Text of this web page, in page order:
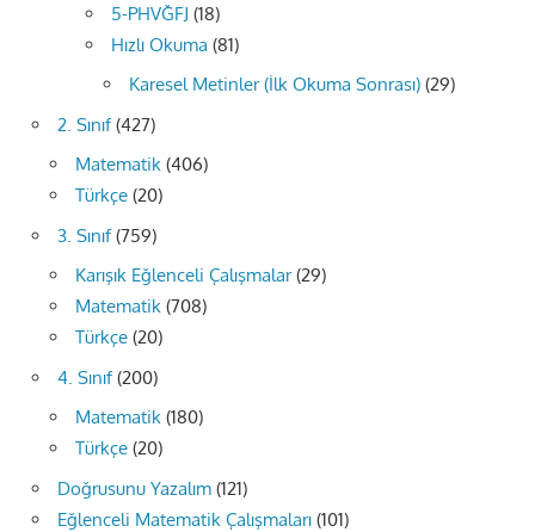
5-PHVĞFJ (18)
Hızlı Okuma (81)
Karesel Metinler (İlk Okuma Sonrası) (29)
2. Sınıf(427)
Matematik (406)
Türkçe (20)
3. Sınıf(759)
Karışık Eğlenceli Çalışmalar(29)
Matematik (708)
Türkçe (20)
4. Sınıf(200)
Matematik (180)
Türkçe (20)
Doğrusunu Yazalım (121)
Eğlenceli Matematik Çalışmaları (101)